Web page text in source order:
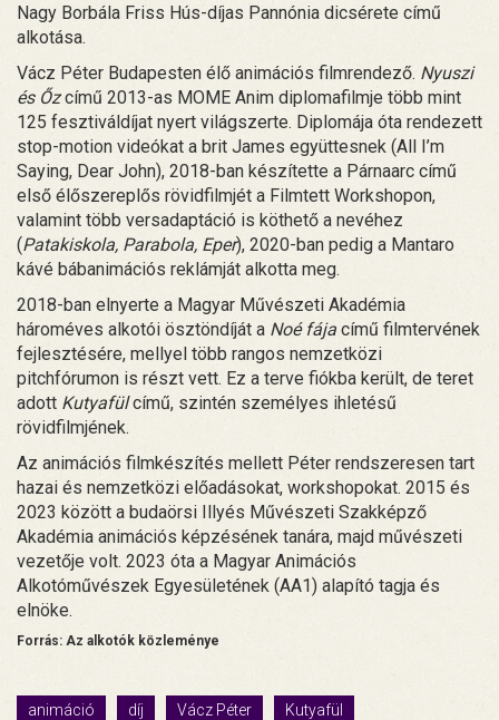
Nagy Borbála Friss Hús-díjas Pannónia dicsérete című
alkotása.
Vácz Péter Budapesten élő animációs filmrendező. Nyuszi
és Őzcímű 2013-as MOME Anim diplomafilmje több mint
125 fesztiváldíjat nyert világszerte. Diplomája óta rendezett
stop-motion videókat a brit James együttesnek (All I’m
Saying, Dear John), 2018-ban készítette a Párnaarc című
első élőszereplős rövidfilmjét a Filmtett Workshopon,
valamint több versadaptáció is köthető a nevéhez
(Patakiskola, Parabola, Eper), 2020-ban pedig a Mantaro
kávé bábanimációs reklámját alkotta meg.
2018-ban elnyerte a Magyar Művészeti Akadémia
hároméves alkotói ösztöndíját a Noé fája című filmtervének
fejlesztésére, mellyel több rangos nemzetközi
pitchfórumon is részt vett. Ez a terve fiókba került, de teret
adott Kutyafülcímű, szintén személyes ihletésű
rövidfilmjének.
Az animációs filmkészítés mellett Péter rendszeresen tart
hazai és nemzetközi előadásokat, workshopokat. 2015 és
2023 között a budaörsi Illyés Művészeti Szakképző
Akadémia animációs képzésének tanára, majd művészeti
vezetője volt. 2023 óta a Magyar Animációs
Alkotóművészek Egyesületének (AA1) alapító tagja és
elnöke.
Forrás: Az alkotók közleménye
animáció díj Vácz Péter Kutyafül